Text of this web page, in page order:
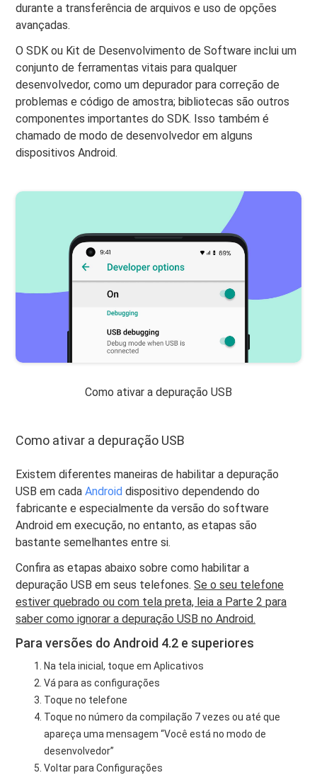
durante a transferência de arquivos e uso de opções
avançadas.
O SDK ou Kit de Desenvolvimento de Software inclui um
conjunto de ferramentas vitais para qualquer
desenvolvedor, como um depurador para correção de
problemas e código de amostra; bibliotecas são outros
componentes importantes do SDK. Isso também é
chamado de modo de desenvolvedor em alguns
dispositivos Android.
Como ativar a depuração USB
Como ativar a depuração USB
Existem diferentes maneiras de habilitar a depuração
USB em cadaAndroid dispositivo dependendo do
fabricante e especialmente da versão do software
Android em execução, no entanto, as etapas são
bastante semelhantes entre si.
Confira as etapas abaixo sobre como habilitar a
depuração USB em seus telefones.Se o seu telefone
estiver quebrado ou com tela preta, leia a Parte 2 para
saber como ignorar a depuração USB no Android.
Para versões do Android 4.2 e superiores
Na tela inicial, toque em Aplicativos
Vá para as configurações
Toque no telefone
Toque no número da compilação 7 vezes ou até que
apareça uma mensagem “Você está no modo de
desenvolvedor”
Voltar para Configurações